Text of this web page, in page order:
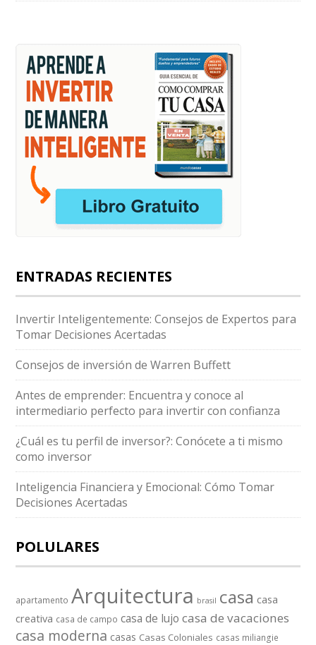
ENTRADAS RECIENTES
Invertir Inteligentemente: Consejos de Expertos para
Tomar Decisiones Acertadas
Consejos de inversión de Warren Buffett
Antes de emprender: Encuentra y conoce al
intermediario perfecto para invertir con confianza
¿Cuál es tu perfil de inversor?: Conócete a ti mismo
como inversor
Inteligencia Financiera y Emocional: Cómo Tomar
Decisiones Acertadas
POLULARES
apartamento Arquitectura brasil casa casa
creativa casa de campo casa de lujo casa de vacaciones
casa moderna casas Casas Coloniales casas miliangie